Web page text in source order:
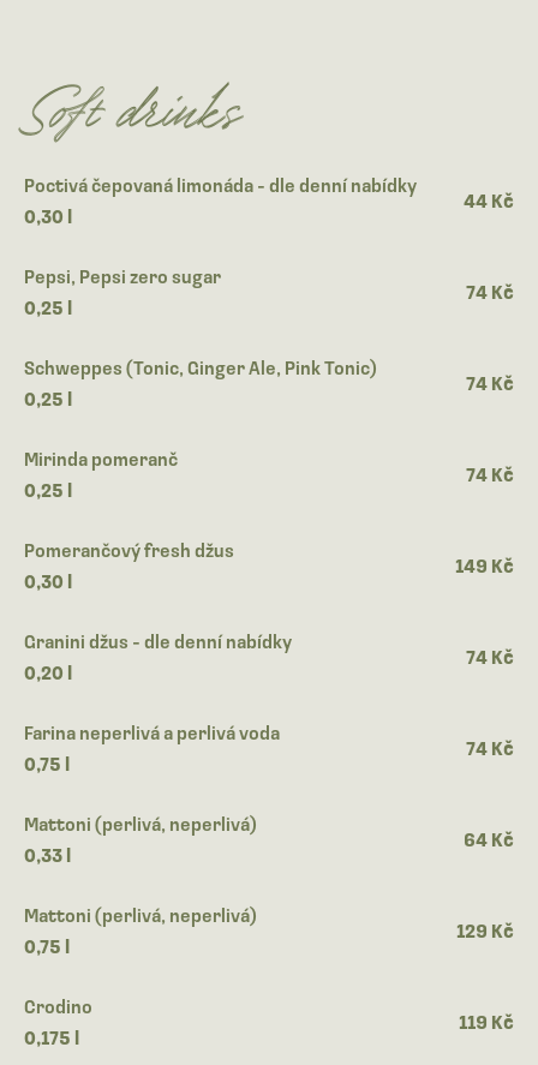
Soft drinks
Poctivá čepovaná limonáda - dle denní nabídky
0,30 l
44 Kč
Pepsi, Pepsi zero sugar
0,25 l
74 Kč
Schweppes (Tonic, Ginger Ale, Pink Tonic)
0,25 l
74 Kč
Mirinda pomeranč
0,25 l
74 Kč
Pomerančový fresh džus
0,30 l
149 Kč
Granini džus - dle denní nabídky
0,20 l
74 Kč
Farina neperlivá a perlivá voda
0,75 l
74 Kč
Mattoni (perlivá, neperlivá)
0,33 l
64 Kč
Mattoni (perlivá, neperlivá)
0,75 l
129 Kč
Crodino
0,175 l
119 Kč